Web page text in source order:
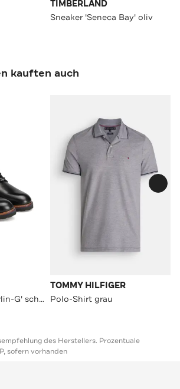
TIMBERLAND
Sneaker 'Seneca Bay' oliv
kauften auch
Lederschnürer 'Berlin-G' schwarz
TOMMY HILFIGER
Polo-Shirt grau
des Herstellers. Prozentuale
sofern vorhanden